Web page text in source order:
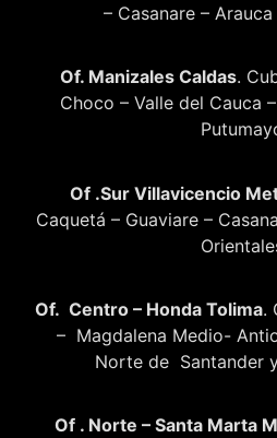
– Casanare –
Of. Manizales Caldas.
Choco – Valle del Cauca
Of .Sur Villavicencio
Caquetá – Guaviare –
Of. Centro – Honda Tolima.
– Magdalena Medio-
Norte de Santander
Of . Norte – Santa Marta